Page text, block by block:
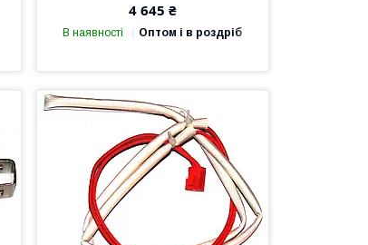
4 645 ₴
В наявності Оптом і в роздріб